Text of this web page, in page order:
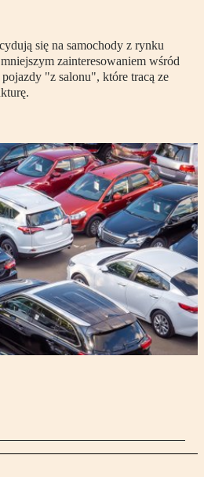
się na samochody z rynku
zainteresowaniem wśród
"z salonu", które tracą ze